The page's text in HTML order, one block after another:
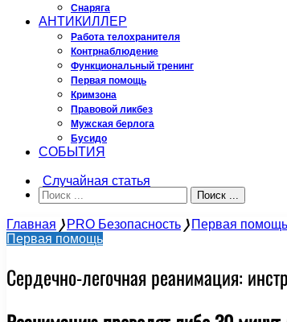
Снаряга
АНТИКИЛЛЕР
Работа телохранителя
Контрнаблюдение
Функциональный тренинг
Первая помощь
Кримзона
Правовой ликбез
Мужская берлога
Бусидо
СОБЫТИЯ
Случайная статья
Поиск ...
Главная ❭ PRO Безопасность ❭ Первая помощь
Первая помощь
Сердечно-легочная реанимация: